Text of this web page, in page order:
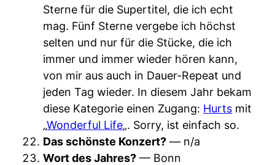
Sterne für die Supertitel, die ich echt
mag. Fünf Sterne vergebe ich höchst
selten und nur für die Stücke, die ich
immer und immer wieder hören kann,
von mir aus auch in Dauer-Repeat und
jeden Tag wieder. In diesem Jahr bekam
diese Kategorie einen Zugang: Hurts mit
„Wonderful Life„. Sorry, ist einfach so.
Das schönste Konzert? — n/a
Wort des Jahres? — Bonn